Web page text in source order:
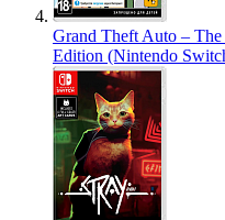
Grand Theft Auto –
Edition (Nintendo